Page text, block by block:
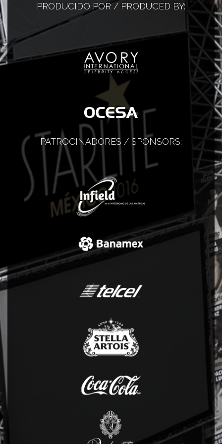
PRODUCIDO POR / PRODUCED BY:
PATROCINADORES / SPONSORS: